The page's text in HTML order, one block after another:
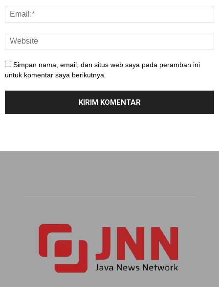
Simpan nama, email, dan situs web saya pada peramban ini
untuk komentar saya berikutnya.